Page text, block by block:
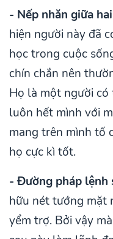
- Nếp nhăn giữa
hiện người này đã
học trong cuộc
chín chắn nên
Họ là một người
luôn hết mình với
mang trên mình tố
họ cực kì tốt.
- Đường pháp lệnh
hữu nét tướng mặt
yểm trợ. Bởi vậy